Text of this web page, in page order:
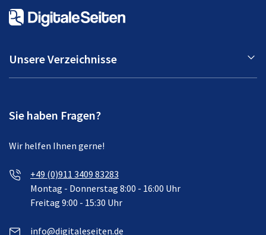
Unsere Verzeichnisse
Sie haben Fragen?
Wir helfen Ihnen gerne!
+49 (0)911 3409 83283
Montag - Donnerstag 8:00 - 16:00 Uhr
Freitag 9:00 - 15:30 Uhr
info@digitaleseiten.de